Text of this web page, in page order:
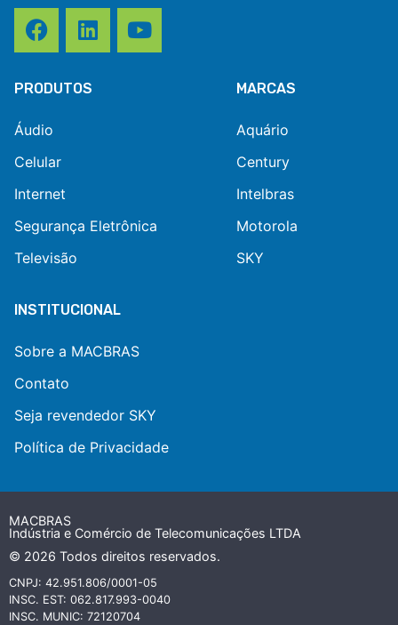
PRODUTOS
Áudio
Celular
Internet
Segurança Eletrônica
Televisão
MARCAS
Aquário
Century
Intelbras
Motorola
SKY
INSTITUCIONAL
Sobre a MACBRAS
Contato
Seja revendedor SKY
Política de Privacidade
MACBRAS
Indústria e Comércio de Telecomunicações LTDA
© 2026 Todos direitos reservados.
CNPJ: 42.951.806/0001-05
INSC. EST: 062.817.993-0040
INSC. MUNIC: 72120704